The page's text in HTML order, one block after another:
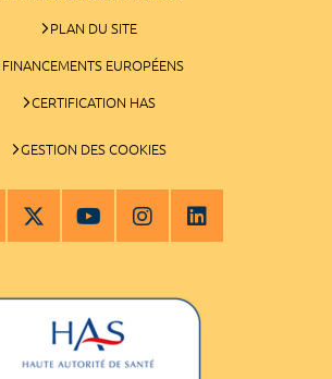
PLAN DU SITE
FINANCEMENTS EUROPÉENS
CERTIFICATION HAS
GESTION DES COOKIES